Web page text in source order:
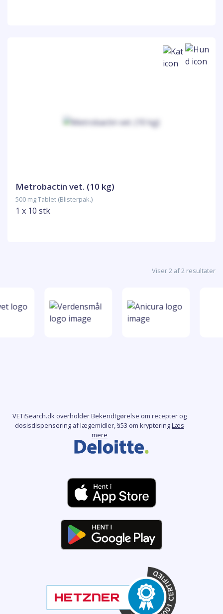
Metrobactin vet. (10 kg)
500 mg Tablet (Blisterpak.)
1 x 10 stk
Viser 2 af 2 resultater
VETiSearch.dk overholder Bekendtgørelse om recepter og
dosisdispensering af lægemidler, §53 om krypteringLæs
mere